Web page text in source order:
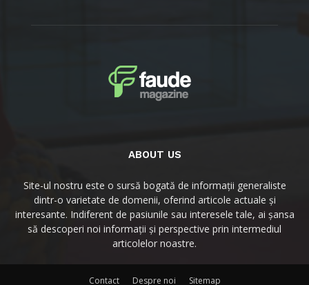
ABOUT US
Site-ul nostru este o sursă bogată de informații generaliste
dintr-o varietate de domenii, oferind articole actuale și
interesante. Indiferent de pasiunile sau interesele tale, ai șansa
să descoperi noi informații și perspective prin intermediul
articolelor noastre.
Contact Despre noi Sitemap